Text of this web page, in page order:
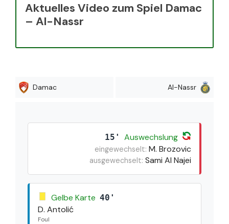
Aktuelles Video zum Spiel Damac
– Al-Nassr
Damac Al-Nassr
15' Auswechslung
eingewechselt: M. Brozovic
ausgewechselt: Sami Al Najei
Gelbe Karte 40'
D. Antolić
Foul